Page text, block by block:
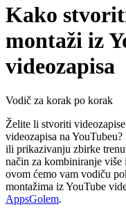
Kako
montaži iz
videozapisa
Vodič za korak po korak
Želite li stvoriti
videozapisa na
ili prikazivanju zbirke
način za kombiniranje
ovom ćemo vam vodiču
montažima iz YouTube
AppsGolem.